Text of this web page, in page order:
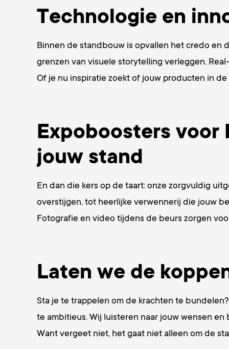
Technologie en
Binnen de standbouw is opvallen het credo en
grenzen van visuele storytelling verleggen.
Of je nu inspiratie zoekt of jouw producten in
Expoboosters voor
jouw stand
En dan die kers op de taart: onze zorgvuldig
overstijgen, tot heerlijke verwennerij die jouw
Fotografie en video tijdens de beurs zorgen
Laten we de
Sta je te trappelen om de krachten te
te ambitieus. Wij luisteren naar jouw wensen
Want vergeet niet, het gaat niet alleen om de